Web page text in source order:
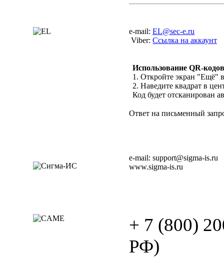
e-mail: EL@sec-e.ru
Viber: Ссылка на аккаунт
Использование QR-кодов
1. Откройте экран "Ещё"
2. Наведите квадрат в
Код будет отсканирован
Ответ на письменный
e-mail: support@sigma-is.ru
www.sigma-is.ru
+ 7 (800)
РФ)